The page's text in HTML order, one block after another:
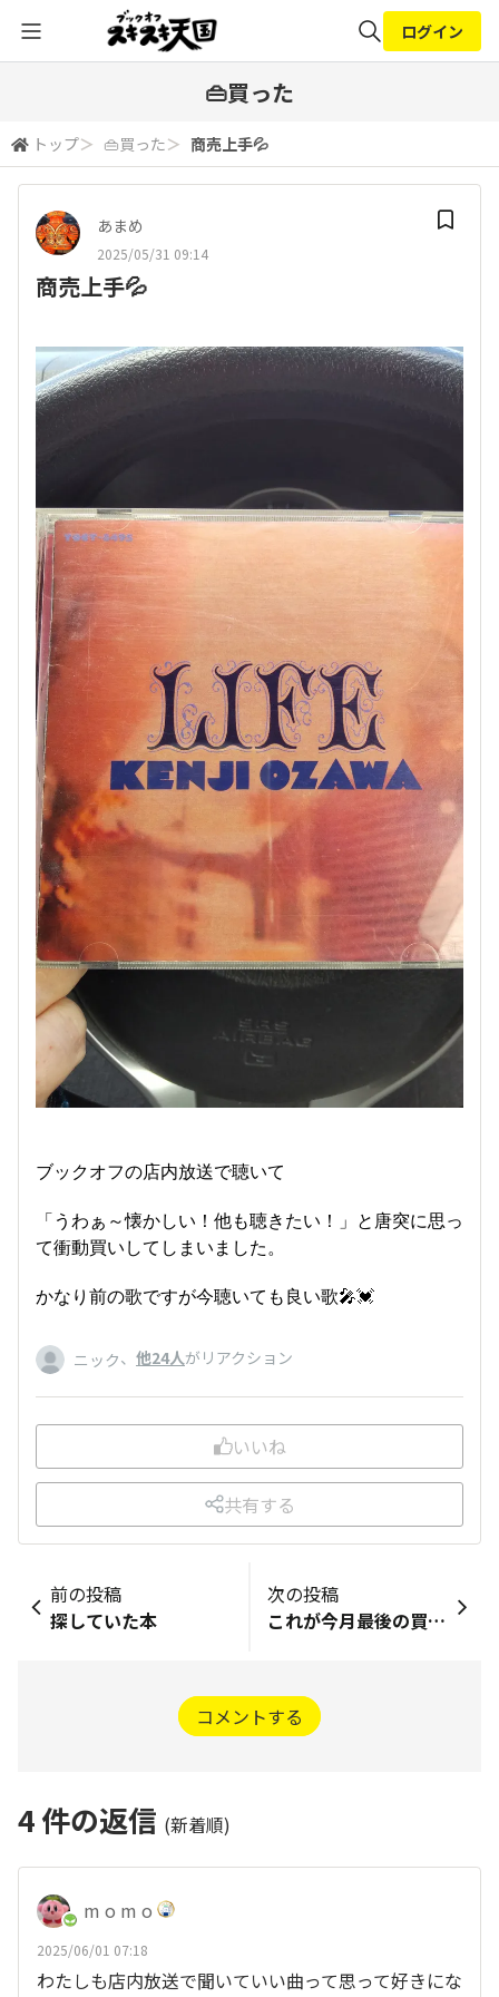
検索
ログイン
👜買った
トップ＞ 👜買った＞ 商売上手💦
あまめ
2025/05/31 09:14
商売上手💦
ブックオフの店内放送で聴いて
「うわぁ～懐かしい！他も聴きたい！」と唐突に思っ
て衝動買いしてしまいました。
かなり前の歌ですが今聴いても良い歌🎤💓
ニック、 他24人がリアクション
いいね
共有する
前の投稿
探していた本
次の投稿
これが今月最後の買い物
コメントする
4件の返信 (新着順)
m o m o
2025/06/01 07:18
わたしも店内放送で聞いていい曲って思って好きにな